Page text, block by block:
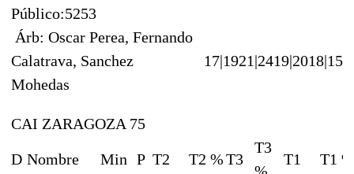
Público:5253
Árb: Oscar Perea, Fernando
Calatrava, Sanchez
Mohedas
17|1921|2419|2018|15
CAI ZARAGOZA 75
D Nombre Min P T2 T2 %T3
T3
T1 T1 %